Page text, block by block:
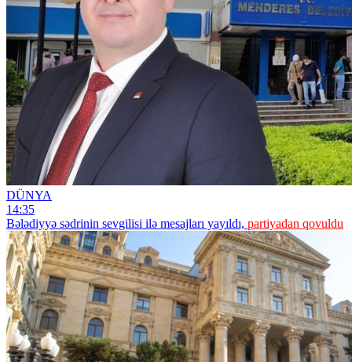
DÜNYA
14:35
Bələdiyyə sədrinin sevgilisi ilə mesajları yayıldı, partiyadan qovuldu